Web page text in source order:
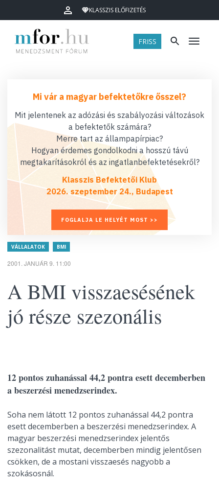
KLASSZIS ELŐFIZETÉS
FRISS Menü
Mi vár a magyar befektetőkre ősszel?
Mit jelentenek az adózási és szabályozási változások
a befektetők számára?
Merre tart az állampapírpiac?
Hogyan érdemes gondolkodni a hosszú távú
megtakarításokról és az ingatlanbefektetésekről?
Klasszis Befektetői Klub
2026. szeptember 24., Budapest
FOGLALJA LE HELYÉT MOST >>
VÁLLALATOK BMI
2001. JANUÁR 9. 11:00
A BMI visszaesésének
jó része szezonális
12 pontos zuhanással 44,2 pontra esett decemberben
a beszerzési menedzserindex.
Soha nem látott 12 pontos zuhanással 44,2 pontra
esett decemberben a beszerzési menedzserindex. A
magyar beszerzési menedzserindex jelentős
szezonalitást mutat, decemberben mindig jelentősen
csökken, de a mostani visszaesés nagyobb a
szokásosnál.